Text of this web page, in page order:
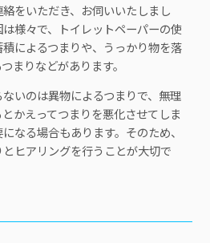
をいただき、お伺いいたしまし
様々で、トイレットペーパーの使
によるつまりや、うっかり物を落
まりなどがあります。
いのは異物によるつまりで、無理
かえってつまりを悪化させてしま
なる場合もあります。そのため、
ヒアリングを行うことが大切で